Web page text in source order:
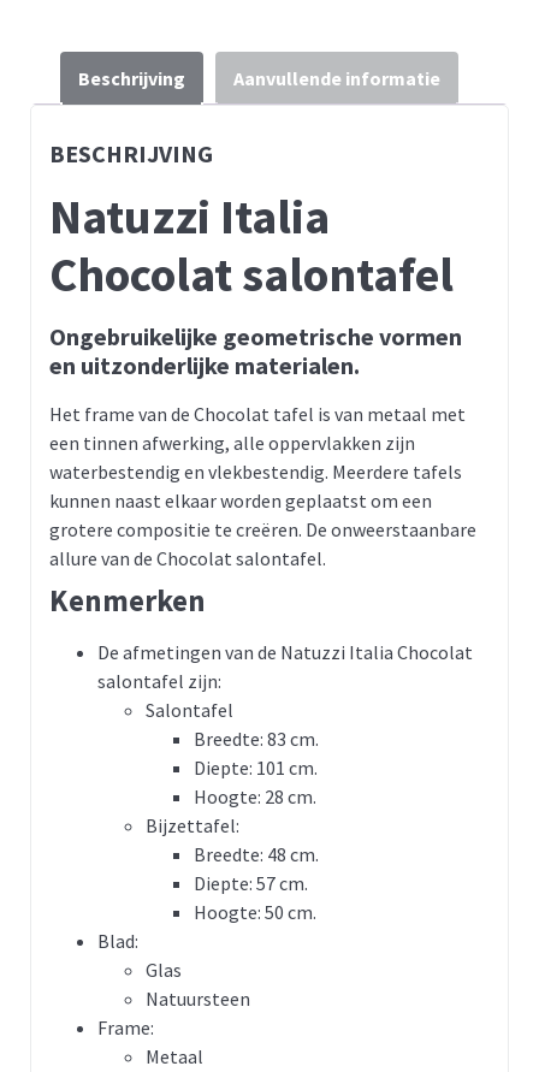
Beschrijving Aanvullende informatie
BESCHRIJVING
Natuzzi Italia
Chocolat salontafel
Ongebruikelijke geometrische vormen
en uitzonderlijke materialen.
Het frame van de Chocolat tafel is van metaal met
een tinnen afwerking, alle oppervlakken zijn
waterbestendig en vlekbestendig. Meerdere tafels
kunnen naast elkaar worden geplaatst om een
grotere compositie te creëren. De onweerstaanbare
allure van de Chocolat salontafel.
Kenmerken
De afmetingen van de Natuzzi Italia Chocolat
salontafel zijn:
Salontafel
Breedte: 83 cm.
Diepte: 101 cm.
Hoogte: 28 cm.
Bijzettafel:
Breedte: 48 cm.
Diepte: 57 cm.
Hoogte: 50 cm.
Blad:
Glas
Natuursteen
Frame:
Metaal